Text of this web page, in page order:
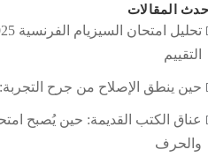
المقالات
التقييم
حين ينطق الإصلاح من جرح التجربة:
عناق الكتب القديمة: حين يُصبح
والحرف